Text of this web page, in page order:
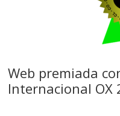
Web premiada
Internacional OX